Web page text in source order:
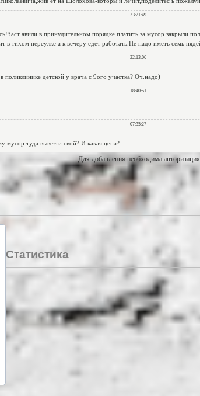
Для добавления необходима авторизация
Статистика